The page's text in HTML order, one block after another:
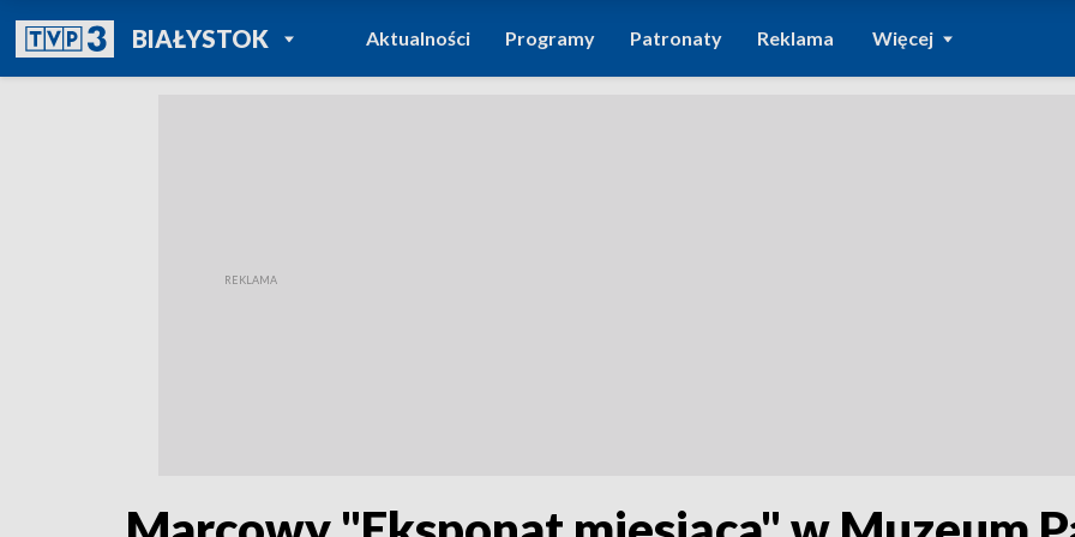
BIAŁYSTOKPOWRÓT DO
TVP REGIONY
Aktualności Programy Patronaty Reklama Więcej